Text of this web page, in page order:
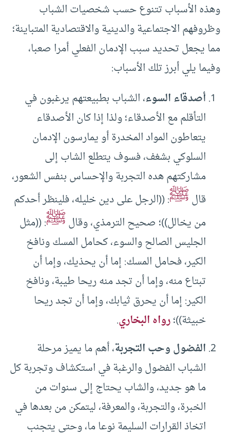
وهذه الأسباب تتنوع حسب شخصيات الشباب
وظروفهم الاجتماعية والدينية والاقتصادية المتباينة؛
مما يجعل تحديد سبب الإدمان الفعلي أمرا صعبا،
وفيما يلي أبرز تلك الأسباب:
أصدقاء السوء، الشباب بطبيعتهم يرغبون في
التأقلم مع الأصدقاء؛ ولذا إذا كان الأصدقاء
يتعاطون المواد المخدرة أو يمارسون الإدمان
السلوكي بشغف، فسوف يتطلع الشاب إلى
مشاركتهم هده التجربة والإحساس بنفس الشعور،
قالﷺ: ((الرجل على دين خليله، فلينظر أحدكم
من يخالل))؛ صحيح الترمذي، وقالﷺ: ((مثل
الجليس الصالح والسوء، كحامل المسك ونافخ
الكير، فحامل المسك: إما أن يحذيك، وإما أن
تبتاع منه، وإما أن تجد منه ريحا طيبة، ونافخ
الكير: إما أن يحرق ثيابك، وإما أن تجد ريحا
خبيثة))؛رواه البخاري.
الفضول وحب التجربة، أهم ما يميز مرحلة
الشباب الفضول والرغبة في استكشاف وتجربة كل
ما هو جديد، والشاب يحتاج إلى سنوات من
الخبرة، والتجربة، والمعرفة، ليتمكن من بعدها في
اتخاذ القرارات السليمة نوعا ما، وحتى يتجنب